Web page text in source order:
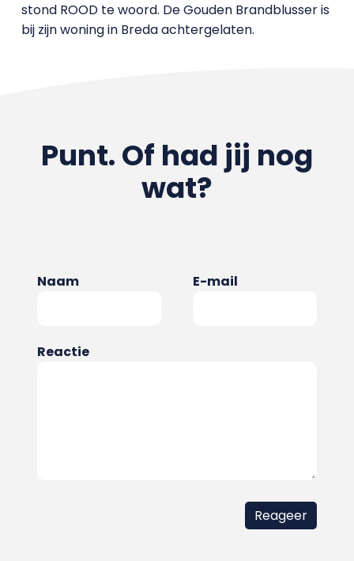
stond ROOD te woord. De Gouden Brandblusser is
bij zijn woning in Breda achtergelaten.
Punt. Of had jij nog
wat?
Naam E-mail
Reactie